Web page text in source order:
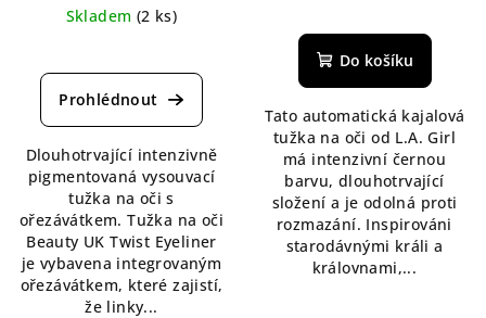
Skladem (2 ks)
hodnocení
produktu
z
5
hvězdiček.
Dlouhotrvající intenzivně
pigmentovaná vysouvací
tužka na oči s
ořezávátkem. Tužka na oči
Beauty UK Twist Eyeliner
je vybavena integrovaným
ořezávátkem, které zajistí,
že linky...
hodnocení
produktu
z
5
hvězdiček.
Do košíku
Tato automatická kajalová
tužka na oči od L.A. Girl
má intenzivní černou
barvu, dlouhotrvající
složení a je odolná proti
rozmazání. Inspirováni
starodávnými králi a
královnami,...